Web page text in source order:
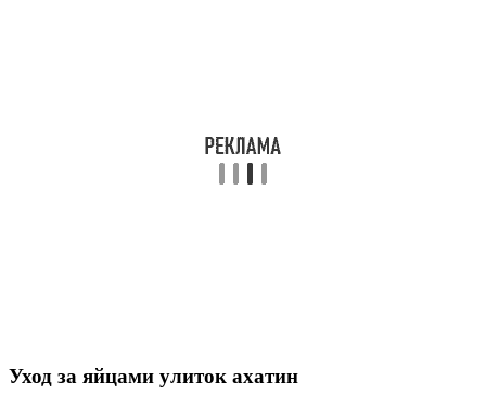
Уход за яйцами улиток ахатин